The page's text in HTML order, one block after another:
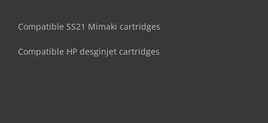
Compatible SS21 Mimaki cartridges
Compatible HP desginjet cartridges